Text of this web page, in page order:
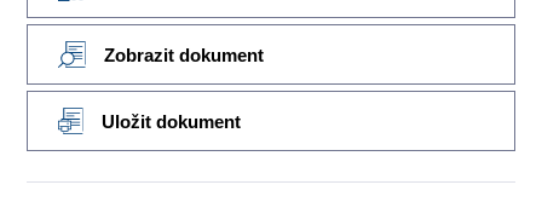
Zobrazit dokument
Uložit dokument